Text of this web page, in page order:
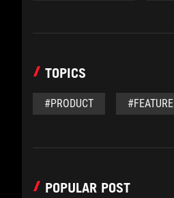
TOPICS
#PRODUCT #FEATURE
POPULAR POST